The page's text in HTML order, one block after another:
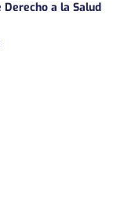
a la Salud